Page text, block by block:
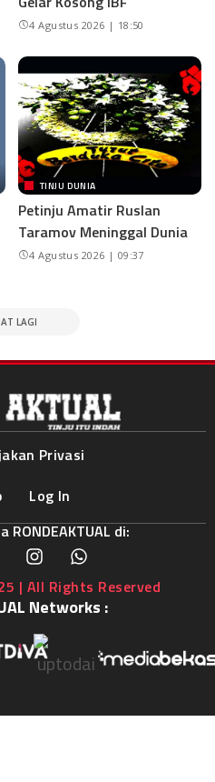
4 Agustus 2026 | 18:50
TINJU DUNIA
Petinju Amatir Ruslan
Taramov Meninggal Dunia
4 Agustus 2026 | 09:37
LAGI
Privasi
Log In
RONDEAKTUAL di:
| All Rights Reserved
Networks :